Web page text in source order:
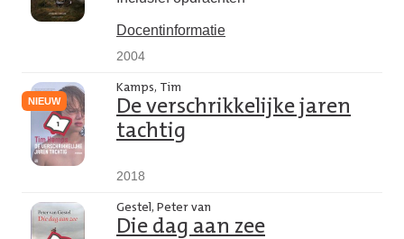
Docentinformatie
2004
NIEUW
Kamps, Tim
De verschrikkelijke jaren
tachtig
2018
Gestel, Peter van
Die dag aan zee